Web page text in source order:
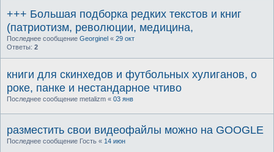
+++ Большая подборка редких текстов и книг
(патриотизм, революции, медицина,
Последнее сообщение Georginel « 29 окт
Ответы: 2
книги для скинхедов и футбольных хулиганов, о
роке, панке и нестандарное чтиво
Последнее сообщение metalizm « 03 янв
разместить свои видеофайлы можно на GOOGLE
Последнее сообщение Гость « 14 июн